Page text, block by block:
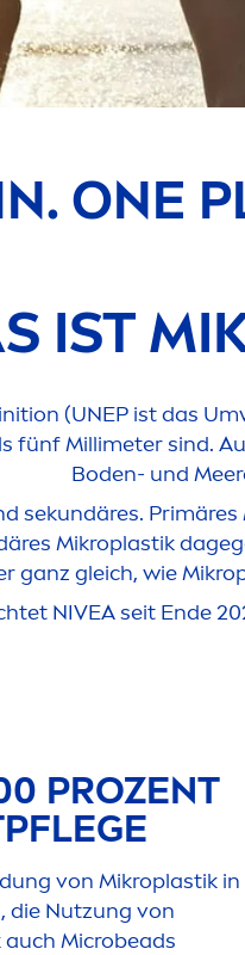
. ONE
IST
(UNEP ist das
fünf Millimeter sind.
Boden- und
sekundäres.
Mikroplastik
ganz gleich, wie
NIVEAseit Ende
PROZENT
von Mikroplastik in
die Nutzung von
auch Microbeads